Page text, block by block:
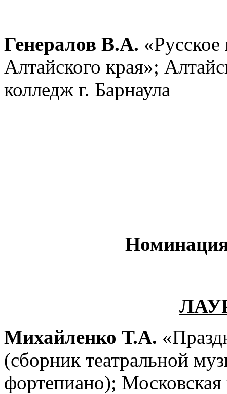
Генералов В.А.
Алтайского края»;
колледж г. Барнаула
Михайленко Т.А.
(сборник театральной
фортепиано);